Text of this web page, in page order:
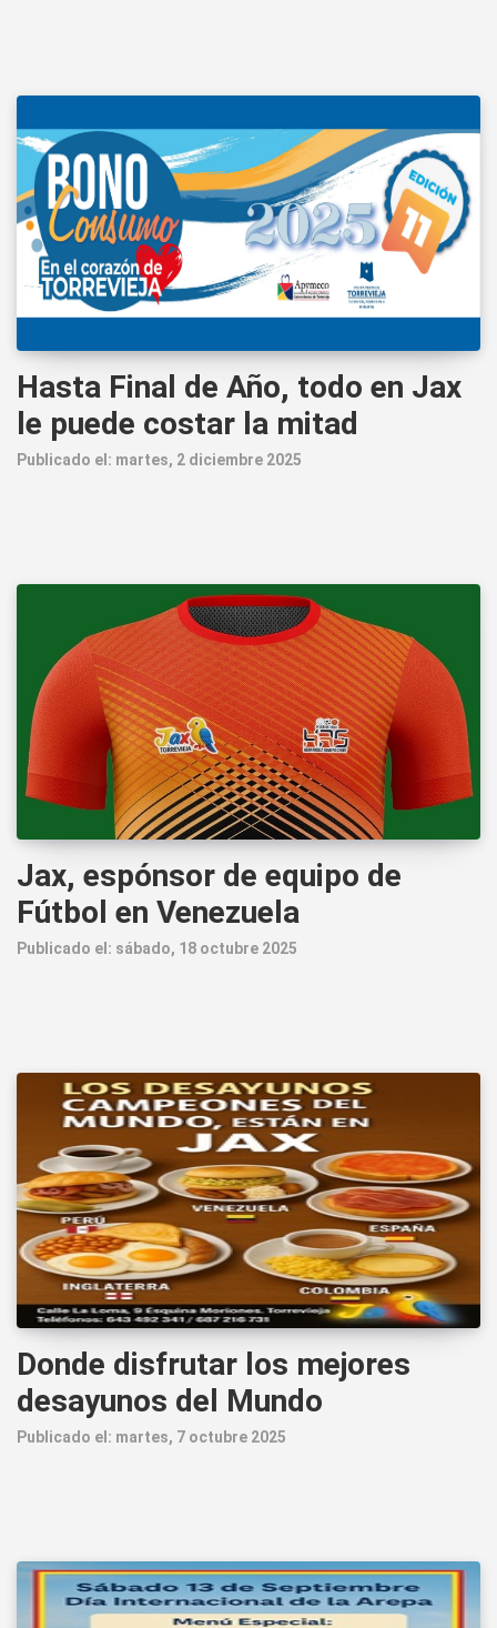
Hasta Final de Año, todo en Jax
le puede costar la mitad
Publicado el: martes, 2 diciembre 2025
Jax, espónsor de equipo de
Fútbol en Venezuela
Publicado el: sábado, 18 octubre 2025
Donde disfrutar los mejores
desayunos del Mundo
Publicado el: martes, 7 octubre 2025